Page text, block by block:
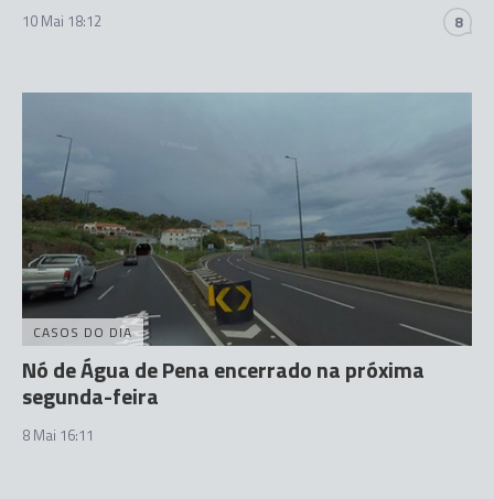
10 Mai 18:12 8
CASOS DO DIA
Nó de Água de Pena encerrado na próxima
segunda-feira
8 Mai 16:11